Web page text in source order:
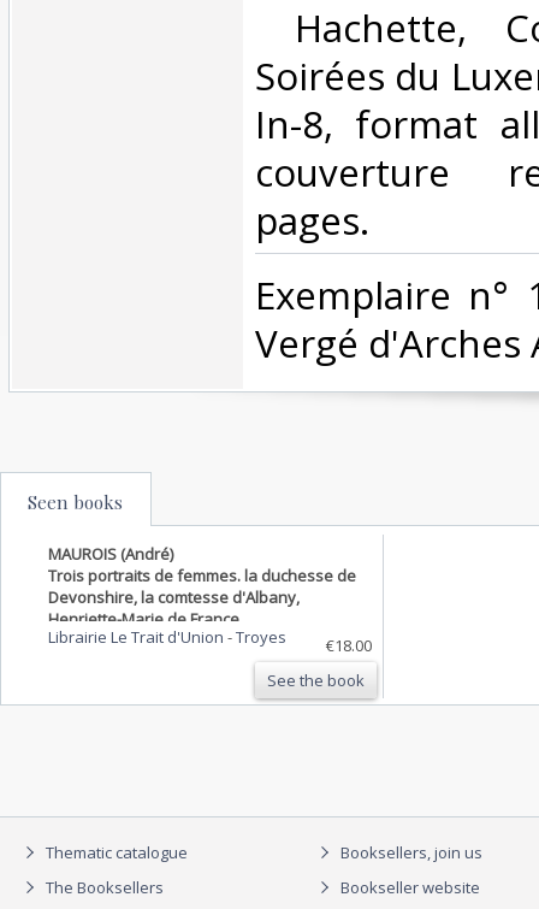
Hachette,
Soirées du
In-8, format
couverture
pages. ‎
‎Exemplaire n°
Vergé d'Arches
Seen books
MAUROIS (André)
Trois portraits de femmes. la duchesse de
Devonshire, la comtesse d'Albany,
Henriette-Marie de France.
Librairie Le Trait d'Union -Troyes
€18.00
See the book
Thematic catalogue
The Booksellers
Booksellers, join us
Bookseller website